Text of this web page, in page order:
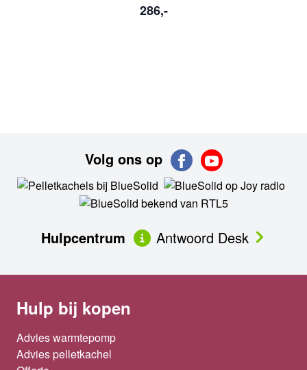
286,-
Volg ons op
Hulpcentrum Antwoord Desk
Hulp bij kopen
Advies warmtepomp
Advies pelletkachel